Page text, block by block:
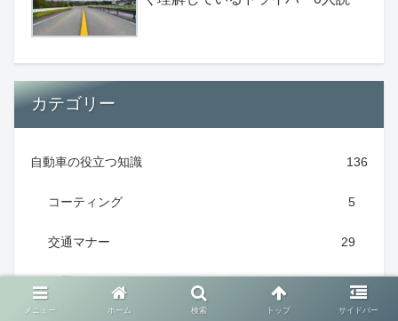
カテゴリー
自動車の役立つ知識 136
コーティング 5
交通マナー 29
メニュー ホーム 検索 トップ サイドバー